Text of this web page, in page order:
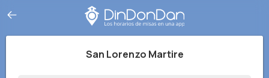
San Lorenzo Martire